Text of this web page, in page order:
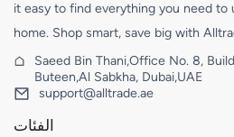
it easy to find everything you need to
home. Shop smart, save big with
Saeed Bin Thani,Office No. 8,
Buteen,Al Sabkha, Dubai,UAE
support@alltrade.ae
الفئات